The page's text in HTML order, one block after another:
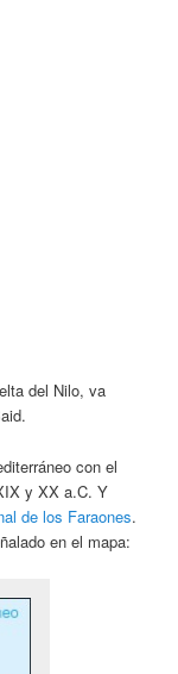
del Nilo, va
con el
y XX a.C. Y
de los Faraones.
en el mapa: